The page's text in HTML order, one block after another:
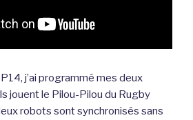
j’ai programmé mes deux
jouent le Pilou-Pilou du Rugby
robots sont synchronisés sans